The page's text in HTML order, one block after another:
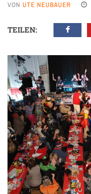
VON UTE NEUBAUER
TEILEN: